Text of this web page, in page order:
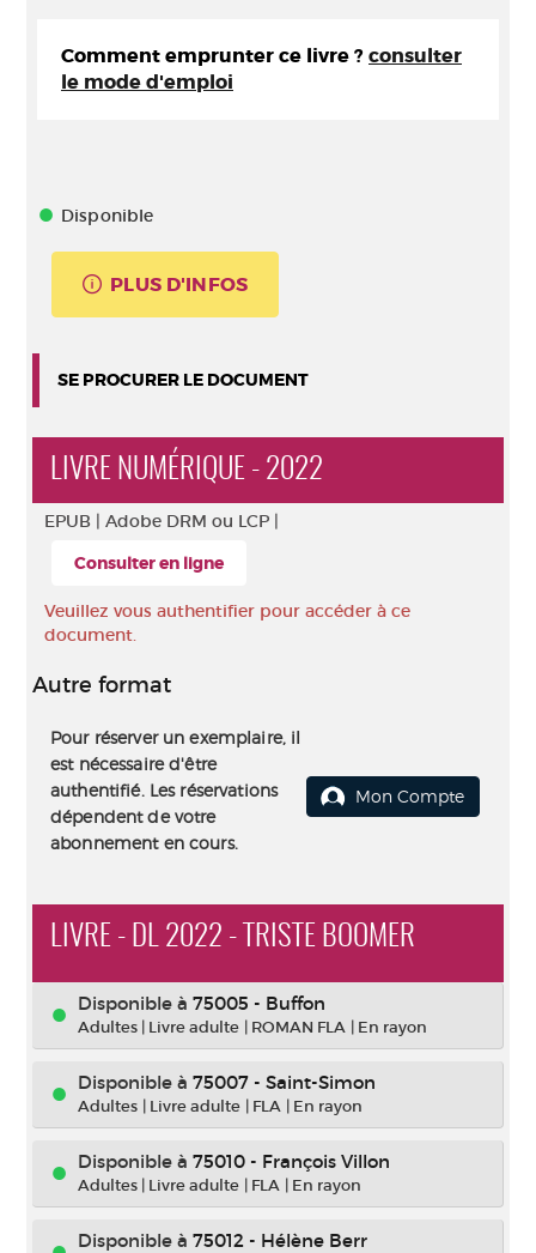
Comment emprunter ce livre ? consulter
le mode d'emploi
Disponible
PLUS D'INFOS
SE PROCURER LE DOCUMENT
LIVRE NUMÉRIQUE - 2022
EPUB | Adobe DRM ou LCP |
Consulter en ligne
Veuillez vous authentifier pour accéder à ce
document.
Autre format
Pour réserver un exemplaire, il
est nécessaire d'être
authentifié. Les réservations
dépendent de votre
abonnement en cours.
Mon Compte
LIVRE - DL 2022 - TRISTE BOOMER
Disponible à 75005 - Buffon
Adultes | Livre adulte | ROMAN FLA | En rayon
Disponible à 75007 - Saint-Simon
Adultes | Livre adulte | FLA | En rayon
Disponible à 75010 - François Villon
Adultes | Livre adulte | FLA | En rayon
Disponible à 75012 - Hélène Berr